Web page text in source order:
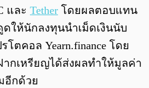
และ Tether โดยผลตอบแทน
ให้นักลงทุนนำเม็ดเงินนับ
ตคอล Yearn.finance โดย
กเหรียญได้ส่งผลทำให้มูลค่า
อีกด้วย